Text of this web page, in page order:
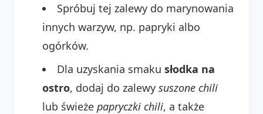
Spróbuj tej zalewy do marynowania
innych warzyw, np. papryki albo
ogórków.
Dla uzyskania smaku słodka na
ostro, dodaj do zalewy suszone chili
lub świeże papryczki chili, a także